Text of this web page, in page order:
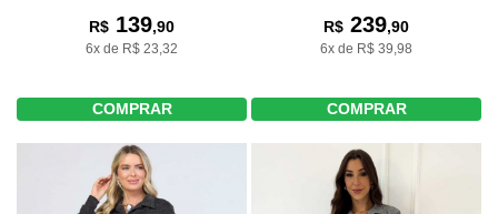
R$ 139,90
6x de R$ 23,32
COMPRAR
R$ 239,90
6x de R$ 39,98
COMPRAR